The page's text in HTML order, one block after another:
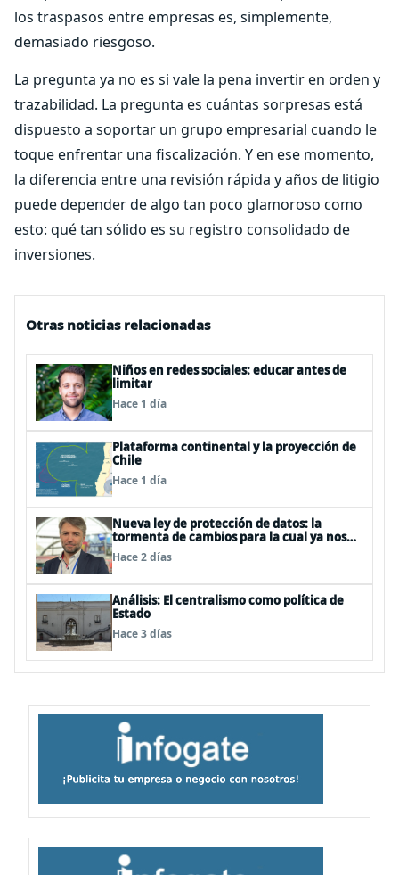
los traspasos entre empresas es, simplemente,
demasiado riesgoso.
La pregunta ya no es si vale la pena invertir en orden y
trazabilidad. La pregunta es cuántas sorpresas está
dispuesto a soportar un grupo empresarial cuando le
toque enfrentar una fiscalización. Y en ese momento,
la diferencia entre una revisión rápida y años de litigio
puede depender de algo tan poco glamoroso como
esto: qué tan sólido es su registro consolidado de
inversiones.
Otras noticias relacionadas
Niños en redes sociales: educar antes de
limitar
Hace 1 día
Plataforma continental y la proyección de
Chile
Hace 1 día
Nueva ley de protección de datos: la
tormenta de cambios para la cual ya nos
deberíamos estar preparando
Hace 2 días
Análisis: El centralismo como política de
Estado
Hace 3 días